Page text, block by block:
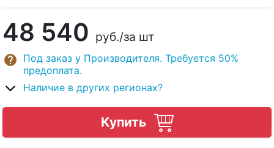
48 540 руб./за шт
Под заказ у Производителя. Требуется 50%
предоплата.
Наличие в других регионах?
Купить